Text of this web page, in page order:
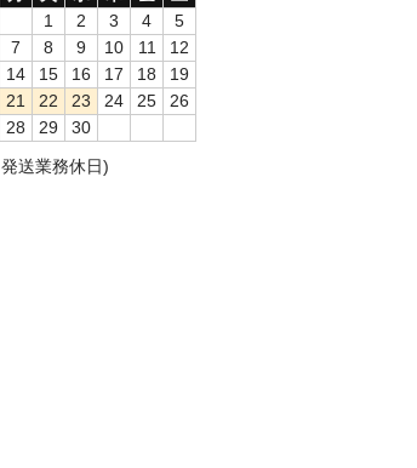
1
2 3 4
5
7 8 9 10 11
12
14 15 16 17 18
19
21 22 23 24 25
26
28 29
30
発送業務休日)